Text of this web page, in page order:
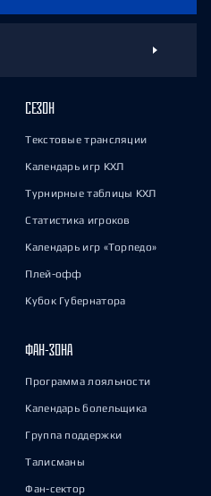
СЕЗОН
Текстовые трансляции
Календарь игр КХЛ
Турнирные таблицы КХЛ
Статистика игроков
Календарь игр «Торпедо»
Плей-офф
Кубок Губернатора
ФАН-ЗОНА
Программа лояльности
Календарь болельщика
Группа поддержки
Талисманы
Фан-сектор